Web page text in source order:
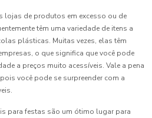
lojas de produtos em excesso ou de
têm uma variedade de itens a
plásticas. Muitas vezes, elas têm
o que significa que você pode
a preços muito acessíveis. Vale a pena
você pode se surpreender com a
para festas são um ótimo lugar para